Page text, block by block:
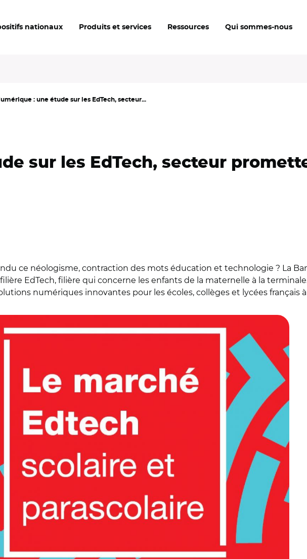
nationaux Produits et services Ressources Qui sommes-nous
: une étude sur les EdTech, secteur...
sur les EdTech, secteur
ce néologisme, contraction des mots éducation et technologie ? La
EdTech, filière qui concerne les enfants de la maternelle à la
numériques innovantes pour les écoles, collèges et lycées français